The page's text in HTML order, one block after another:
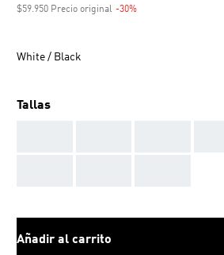
$59.950 Precio original -30%
White / Black
Tallas
Añadir al carrito